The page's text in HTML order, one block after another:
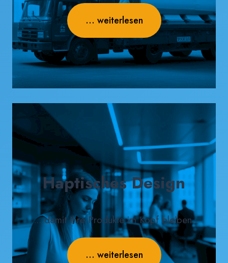
... weiterlesen
Haptisches Design
... damit Ihre Produkte im Kopf bleiben.
... weiterlesen